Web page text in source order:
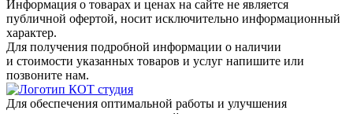
Информация о товарах и ценах на сайте не является
публичной офертой, носит исключительно информационный
характер.
Для получения подробной информации о наличии
и стоимости указанных товаров и услуг напишите или
позвоните нам.
Для обеспечения оптимальной работы и улучшения